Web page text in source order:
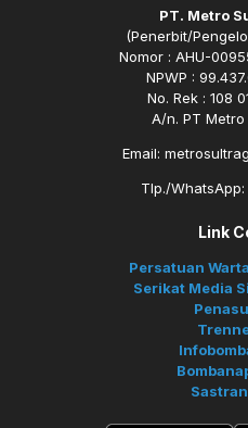
PT. Metro
(Penerbit/
Nomor : AHU-
NPWP :
No. Rek : 108
A/n. PT
Email:
Tlp./WhatsApp:
Link
Persatuan
Serikat Media